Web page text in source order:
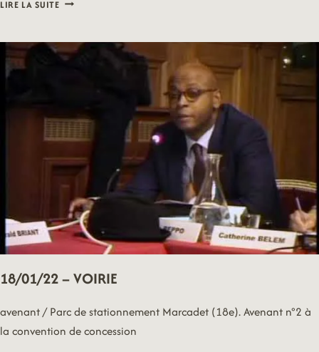
LIRE LA SUITE
18/01/22 – VOIRIE
avenant / Parc de stationnement Marcadet (18e). Avenant n°2 à
la convention de concession